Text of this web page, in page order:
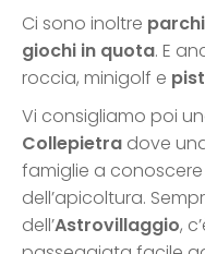
Ci sono inoltre
giochi in quota. E
roccia, minigolf e
Vi consigliamo poi
Collepietra dove
famiglie a
dell’apicoltura.
dell’Astrovillaggio,